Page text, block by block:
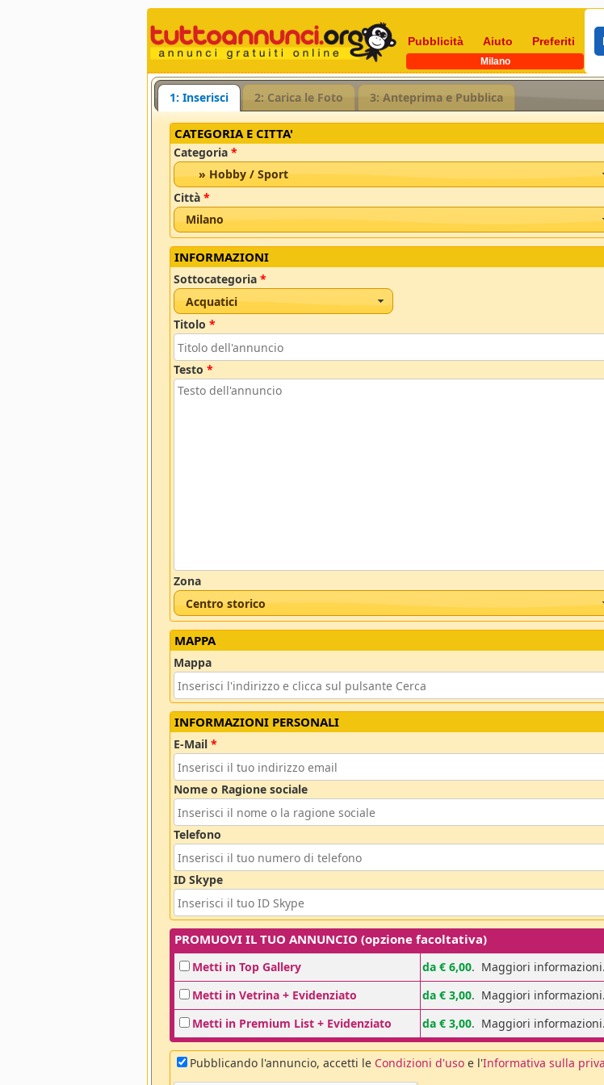
Pubblicità Aiuto Preferiti
Milano
1: Inserisci 2: Carica le Foto 3: Anteprima e Pubblica
CATEGORIA E CITTA'
Categoria*
» Hobby / Sport
Città*
Milano
INFORMAZIONI
Sottocategoria*
Acquatici
Titolo*
Testo*
Zona
Centro storico
MAPPA
Mappa
INFORMAZIONI PERSONALI
E-Mail*
Nome o Ragione sociale
Telefono
ID Skype
PROMUOVI IL TUO ANNUNCIO (opzione facoltativa)
Metti in Top Gallery da € 6,00. Maggiori informazioni
Metti in Vetrina + Evidenziato
da € 3,00. Maggiori informazioni
Metti in Premium List + Evidenziato
da € 3,00. Maggiori informazioni
Pubblicando l'annuncio, accetti le Condizioni d'uso e l'Informativa sulla